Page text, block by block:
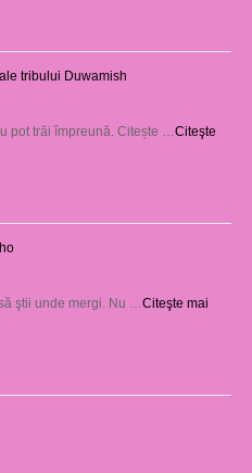
tribului Duwamish
pot trăi împreună. Citește … Citeşte
ştii unde mergi. Nu … Citeşte mai